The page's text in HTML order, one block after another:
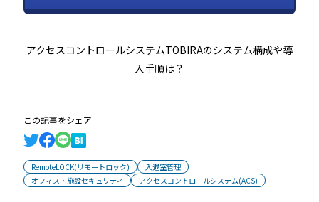
アクセスコントロールシステムTOBIRAのシステム構成や導
入手順は？
この記事をシェア
RemoteLOCK(リモートロック)
入退室管理
オフィス・施設セキュリティ
アクセスコントロールシステム(ACS)